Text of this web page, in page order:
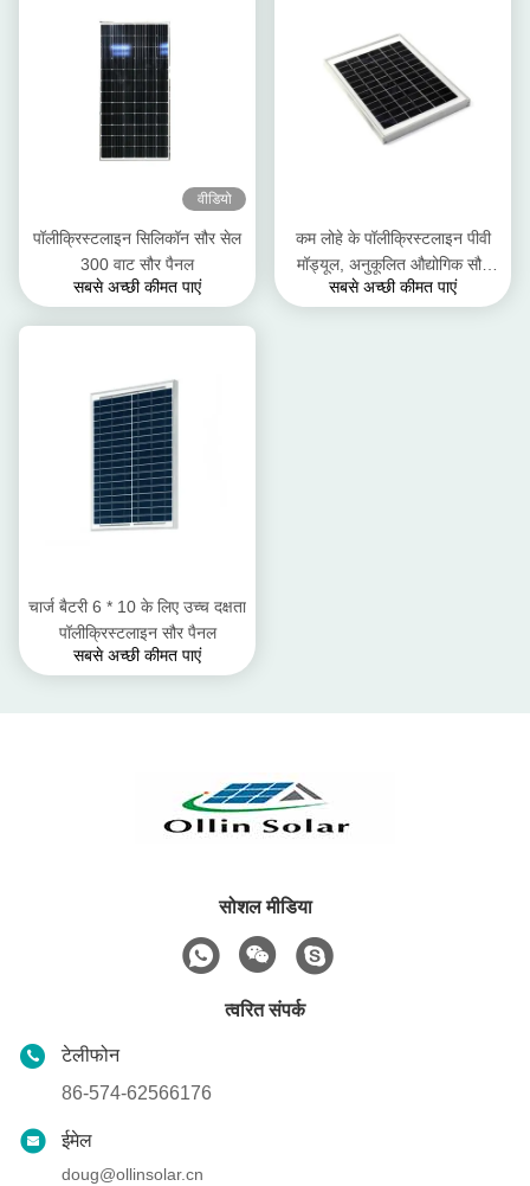
वीडियो
पॉलीक्रिस्टलाइन सिलिकॉन सौर सेल
300 वाट सौर पैनल
सबसे अच्छी कीमत पाएं
कम लोहे के पॉलीक्रिस्टलाइन पीवी
मॉड्यूल, अनुकूलित औद्योगिक सौर
पैनल
सबसे अच्छी कीमत पाएं
चार्ज बैटरी 6 * 10 के लिए उच्च दक्षता
पॉलीक्रिस्टलाइन सौर पैनल
सबसे अच्छी कीमत पाएं
सोशल मीडिया
त्वरित संपर्क
टेलीफोन
86-574-62566176
ईमेल
doug@ollinsolar.cn